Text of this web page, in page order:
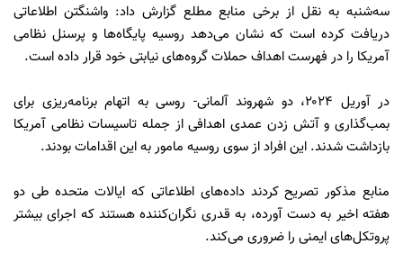
سه‌شنبه به نقل از برخی منابع مطلع گزارش داد: واشنگتن اطلاعاتی
دریافت کرده است که نشان می‌دهد روسیه پایگاه‌ها و پرسنل نظامی
آمریکا را در فهرست اهداف حملات گروه‌های نیابتی خود قرار داده است.
در آوریل ۲۰۲۴، دو شهروند آلمانی- روسی به اتهام برنامه‌ریزی برای
بمب‌گذاری و آتش زدن عمدی اهدافی از جمله تاسیسات نظامی آمریکا
بازداشت شدند. این افراد از سوی روسیه مامور به این اقدامات بودند.
منابع مذکور تصریح کردند داده‌های اطلاعاتی که ایالات متحده طی دو
هفته اخیر به دست آورده، به قدری نگران‌کننده هستند که اجرای بیشتر
پروتکل‌های ایمنی را ضروری می‌کند.